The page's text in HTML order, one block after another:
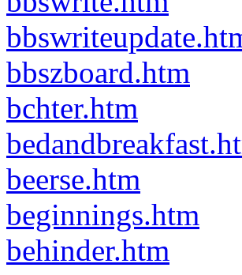
bbszboard.htm
bchter.htm
beerse.htm
beginnings.htm
behinder.htm